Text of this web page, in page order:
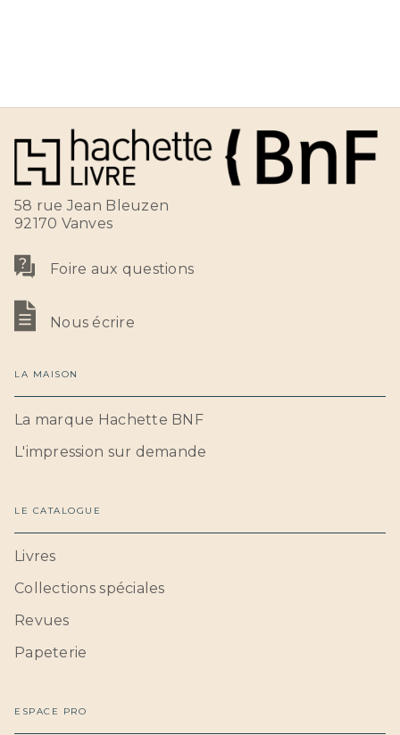
58 rue Jean Bleuzen
92170 Vanves
Foire aux questions
Nous écrire
LA MAISON
La marque Hachette BNF
L'impression sur demande
LE CATALOGUE
Livres
Collections spéciales
Revues
Papeterie
ESPACE PRO